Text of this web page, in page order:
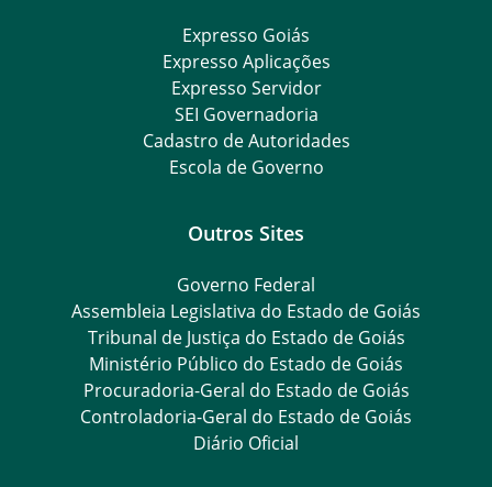
Expresso Goiás
Expresso Aplicações
Expresso Servidor
SEI Governadoria
Cadastro de Autoridades
Escola de Governo
Outros Sites
Governo Federal
Assembleia Legislativa do Estado de Goiás
Tribunal de Justiça do Estado de Goiás
Ministério Público do Estado de Goiás
Procuradoria-Geral do Estado de Goiás
Controladoria-Geral do Estado de Goiás
Diário Oficial